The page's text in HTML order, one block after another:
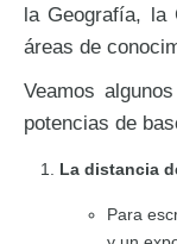
la Geografía, la
áreas de
Veamos
potencias de
La distancia
Para